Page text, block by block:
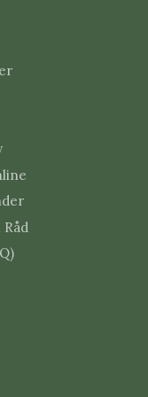
ägg direkt i
mot yttre påverkan.
utan rätt